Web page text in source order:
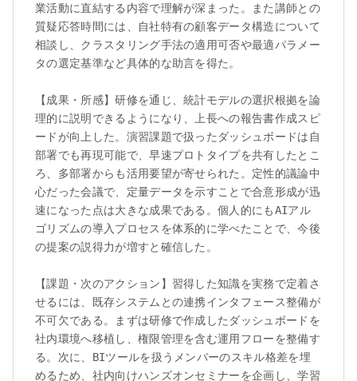
業活動に直結する内容で理解が深まった。また講師との
質疑応答時間には、自社特有の顧客データ構造について
相談し、クラスタリング手法の適用可否や最適パラメー
タの選定基準など具体的な助言を得た。
【成果・所感】研修を通じ、統計モデルの選択根拠を論
理的に説明できるようになり、上長への報告書作成スピ
ードが向上した。演習課題で扱ったダッシュボードは自
部署でも再現可能で、早速プロトタイプを共有したとこ
ろ、多部署からも活用要望が寄せられた。定性的議論中
心だった会議で、定量データを示すことで合意形成が迅
速になった点は大きな成果である。個人的にもAIアル
ゴリズムの導入プロセスを体系的に学べたことで、今後
の提案の説得力が増すと確信した。
【課題・次のアクション】習得した知識を実務で定着さ
せるには、既存システムとの連携インタフェース整備が
不可欠である。まずは研修で作成したダッシュボードを
社内環境へ移植し、権限管理を含む運用フローを整備す
る。次に、BIツールを扱うメンバーのスキル格差を埋
めるため、社内向けハンズオンセミナーを企画し、学習